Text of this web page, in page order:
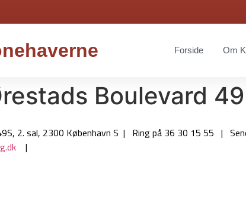
Forside Om
Boulevard
2. sal, 2300 København S | Ring på 36 30 15 55 |
|